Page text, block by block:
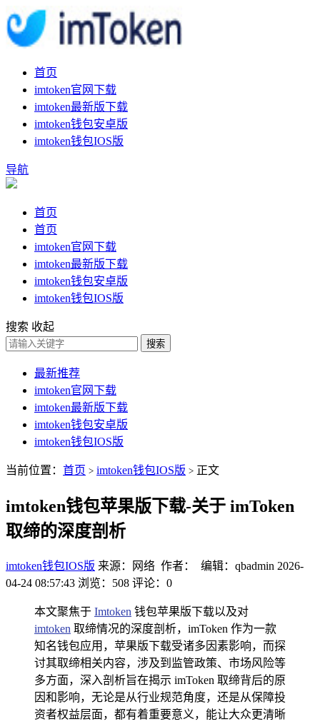
首页
imtoken官网下载
imtoken最新版下载
imtoken钱包安卓版
imtoken钱包IOS版
导航
首页
首页
imtoken官网下载
imtoken最新版下载
imtoken钱包安卓版
imtoken钱包IOS版
搜索 收起
搜索
最新推荐
imtoken官网下载
imtoken最新版下载
imtoken钱包安卓版
imtoken钱包IOS版
当前位置： 首页 > imtoken钱包IOS版 > 正文
imtoken钱包苹果版下载-关于 imToken
取缔的深度剖析
imtoken钱包IOS版 来源：网络 作者： 编辑：qbadmin 2026-
04-24 08:57:43 浏览：508 评论：0
本文聚焦于 Imtoken 钱包苹果版下载以及对
imtoken 取缔情况的深度剖析，imToken 作为一款
知名钱包应用，苹果版下载受诸多因素影响，而探
讨其取缔相关内容，涉及到监管政策、市场风险等
多方面，深入剖析旨在揭示 imToken 取缔背后的原
因和影响，无论是从行业规范角度，还是从保障投
资者权益层面，都有着重要意义，能让大众更清晰